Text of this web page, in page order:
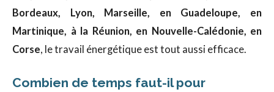
Bordeaux, Lyon, Marseille, en Guadeloupe, en
Martinique, à la Réunion, en Nouvelle-Calédonie, en
Corse, le travail énergétique est tout aussi efficace.
Combien de temps faut-il pour